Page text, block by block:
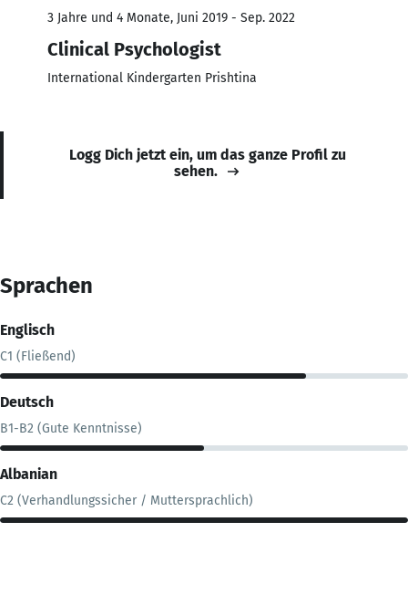
3 Jahre und 4 Monate, Juni 2019 - Sep. 2022
Clinical Psychologist
International Kindergarten Prishtina
Logg Dich jetzt ein, um das ganze Profil zu
sehen.
Sprachen
Englisch
C1 (Fließend)
Deutsch
B1-B2 (Gute Kenntnisse)
Albanian
C2 (Verhandlungssicher / Muttersprachlich)